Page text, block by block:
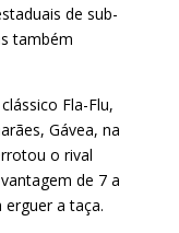
de sub-
também
Fla-Flu,
Gávea, na
o rival
de 7 a
a taça.